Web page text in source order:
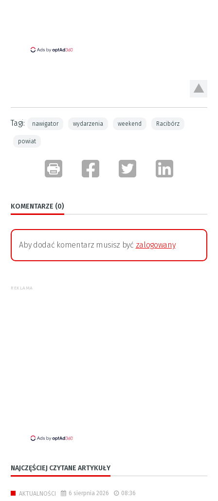
Tagi: nawigator wydarzenia weekend Racibórz
powiat
KOMENTARZE (0)
Aby dodać komentarz musisz być zalogowany
REKLAMA
NAJCZĘŚCIEJ CZYTANE ARTYKUŁY
AKTUALNOŚCI 6 sierpnia 2026 08:36